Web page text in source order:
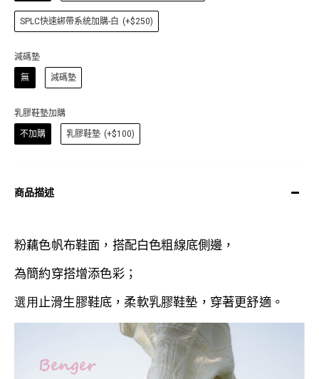
SPLC快速綁帶系統加購-白 (+$250)
減碼墊
無 減碼墊
乳膠鞋墊加購
不加購 乳膠鞋墊 (+$100)
商品描述
粉藕色帆布鞋面，搭配白色粗線底側邊，
為簡約穿搭增添色彩；
選用止滑生膠鞋底， 柔軟乳膠鞋墊 ， 穿著更舒適。